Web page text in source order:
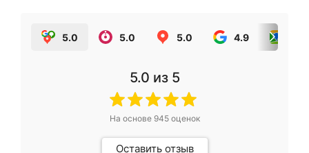
5.0 5.0 5.0 4.9
5.0 из 5
На основе 945оценок
Оставить отзыв